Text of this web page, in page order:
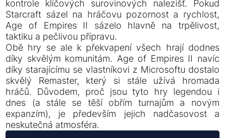
kontrole klíčových surovinových nalezišť. Pokud
Starcraft sázel na hráčovu pozornost a rychlost,
Age of Empires II sázelo hlavně na trpělivost,
taktiku a pečlivou přípravu.
Obě hry se ale k překvapení všech hrají dodnes
díky skvělým komunitám. Age of Empires II navíc
díky starajícímu se vlastníkovi z Microsoftu dostalo
skvělý Remaster, který si stále užívá hromada
hráčů. Důvodem, proč jsou tyto hry legendou i
dnes (a stále se těší obřím turnajům a novým
expanzím), je především jejich nadčasovost a
neskutečná atmosféra.